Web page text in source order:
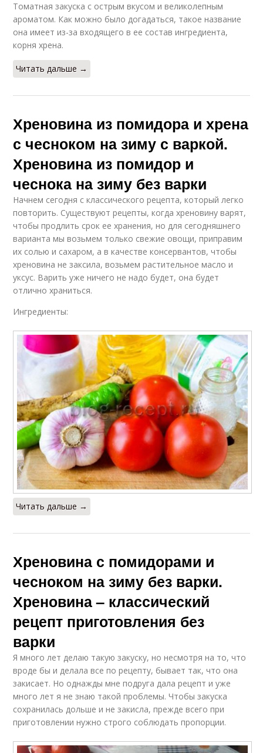
Томатная закуска с острым вкусом и великолепным
ароматом. Как можно было догадаться, такое название
она имеет из-за входящего в ее состав ингредиента,
корня хрена.
Читать дальше →
Хреновина из помидора и хрена
с чесноком на зиму с варкой.
Хреновина из помидор и
чеснока на зиму без варки
Начнем сегодня с классического рецепта, который легко
повторить. Существуют рецепты, когда хреновину варят,
чтобы продлить срок ее хранения, но для сегодняшнего
варианта мы возьмем только свежие овощи, приправим
их солью и сахаром, а в качестве консервантов, чтобы
хреновина не заксила, возьмем растительное масло и
уксус. Варить уже ничего не надо будет, она будет
отлично храниться.
Ингредиенты:
Читать дальше →
Хреновина с помидорами и
чесноком на зиму без варки.
Хреновина – классический
рецепт приготовления без
варки
Я много лет делаю такую закуску, но несмотря на то, что
вроде бы и делала все по рецепту, бывает так, что она
закисает. Но однажды мне подруга дала рецепт и уже
много лет я не знаю такой проблемы. Чтобы закуска
сохранилась дольше и не закисла, прежде всего при
приготовлении нужно строго соблюдать пропорции.